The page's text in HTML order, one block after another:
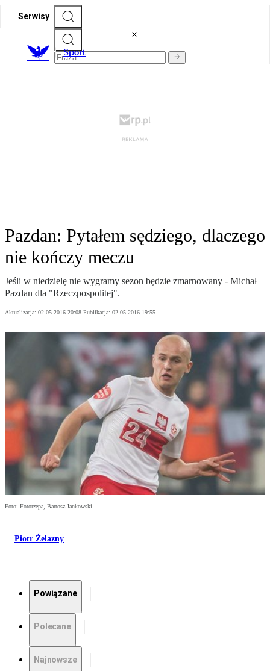
Serwisy
Sport
Pazdan: Pytałem sędziego, dlaczego
nie kończy meczu
Jeśli w niedzielę nie wygramy sezon będzie zmarnowany - Michał
Pazdan dla "Rzeczpospolitej".
Aktualizacja: 02.05.2016 20:08 Publikacja: 02.05.2016 19:55
Foto: Fotorzepa, Bartosz Jankowski
Piotr Żelazny
Powiązane
Polecane
Najnowsze